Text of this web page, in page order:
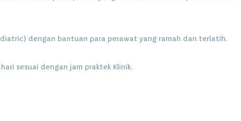
dengan bantuan para perawat yang ramah dan terlatih.
sesuai dengan jam praktek Klinik.